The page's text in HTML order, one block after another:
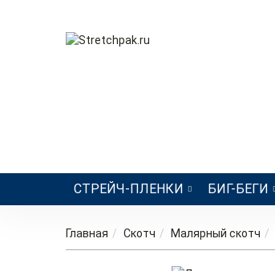
СТРЕЙЧ-ПЛЕНКИ БИГ-БЕГИ
Главная Скотч Малярный скотч